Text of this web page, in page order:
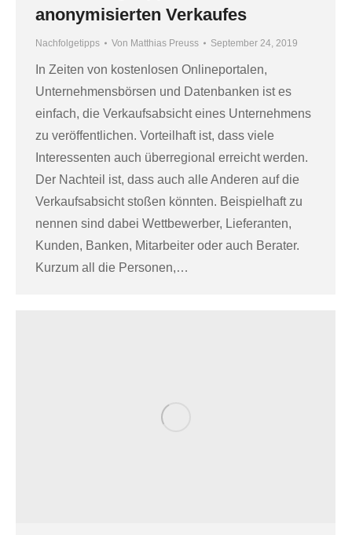
anonymisierten Verkaufes
Nachfolgetipps Von Matthias Preuss September 24, 2019
In Zeiten von kostenlosen Onlineportalen,
Unternehmensbörsen und Datenbanken ist es
einfach, die Verkaufsabsicht eines Unternehmens
zu veröffentlichen. Vorteilhaft ist, dass viele
Interessenten auch überregional erreicht werden.
Der Nachteil ist, dass auch alle Anderen auf die
Verkaufsabsicht stoßen könnten. Beispielhaft zu
nennen sind dabei Wettbewerber, Lieferanten,
Kunden, Banken, Mitarbeiter oder auch Berater.
Kurzum all die Personen,…